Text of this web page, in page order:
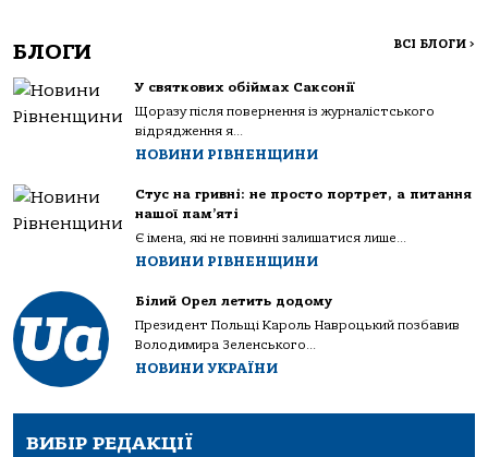
БЛОГИ ВСІ БЛОГИ >
У святкових обіймах Саксонії
Щоразу після повернення із журналістського
відрядження я...
НОВИНИ РІВНЕНЩИНИ
Стус на гривні: не просто портрет, а питання
нашої пам’яті
Є імена, які не повинні залишатися лише...
НОВИНИ РІВНЕНЩИНИ
Білий Орел летить додому
Президент Польщі Кароль Навроцький позбавив
Володимира Зеленського...
НОВИНИ УКРАЇНИ
ВИБІР РЕДАКЦІЇ